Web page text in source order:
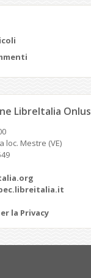
LibreItalia Onlus
loc. Mestre (VE)
la Privacy